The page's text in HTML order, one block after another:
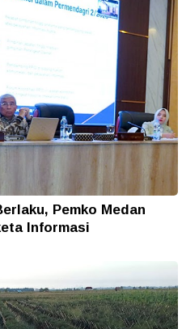
Pemko Medan
Informasi